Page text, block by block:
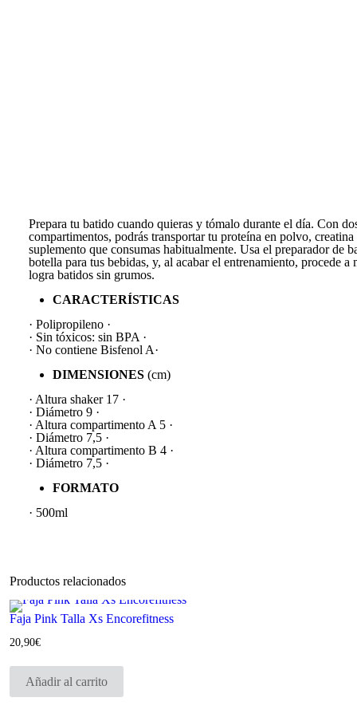
Prepara tu batido cuando quieras y tómalo durante el día. Con
compartimentos, podrás transportar tu proteína en polvo, creatina
suplemento que consumas habitualmente. Usa el preparador de
botella para tus bebidas, y, al acabar el entrenamiento, procede a
logra batidos sin grumos.
CARACTERÍSTICAS
· Polipropileno ·
· Sin tóxicos: sin BPA ·
· No contiene Bisfenol A·
DIMENSIONES(cm)
· Altura shaker 17 ·
· Diámetro 9 ·
· Altura compartimento A 5 ·
· Diámetro 7,5 ·
· Altura compartimento B 4 ·
· Diámetro 7,5 ·
FORMATO
· 500ml
Productos relacionados
Faja Pink Talla Xs Encorefitness
20,90€
Añadir al carrito